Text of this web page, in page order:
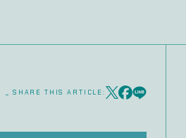
_ SHARE THIS ARTICLE: